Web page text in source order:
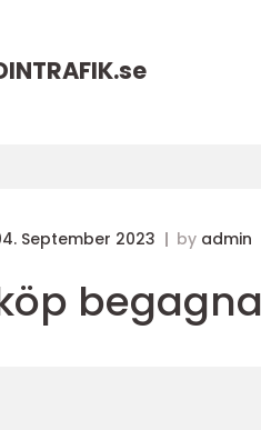
se
September 2023 by admin